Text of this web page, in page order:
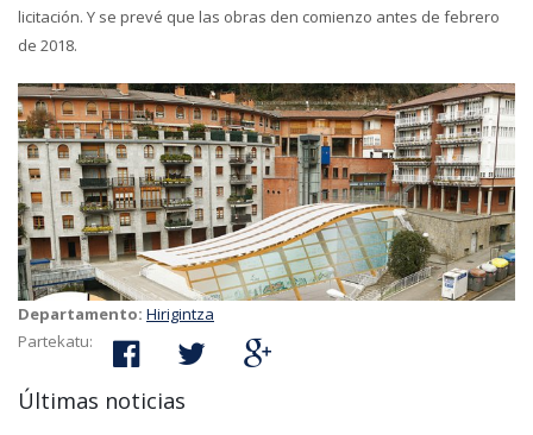
licitación. Y se prevé que las obras den comienzo antes de febrero
de 2018.
Departamento: Hirigintza
Partekatu:
Últimas noticias